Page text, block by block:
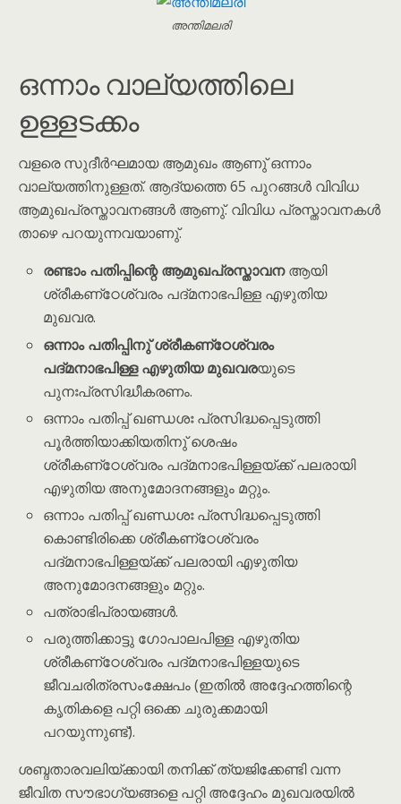
അന്തിമലരി
ഒന്നാം വാല്യത്തിലെ
ഉള്ളടക്കം
വളരെ സുദീർഘമായ ആമുഖം ആണു് ഒന്നാം
വാല്യത്തിനുള്ളത്. ആദ്യത്തെ 65 പുറങ്ങൾ വിവിധ
ആമുഖപ്രസ്താവനങ്ങൾ ആണു്. വിവിധ പ്രസ്താവനകൾ
താഴെ പറയുന്നവയാണു്.
രണ്ടാം പതിപ്പിന്റെ ആമുഖപ്രസ്താവനആയി
ശ്രീകണ്‌ഠേശ്വരം പദ്മനാഭപിള്ള എഴുതിയ
മുഖവര.
ഒന്നാം പതിപ്പിനു് ശ്രീകണ്‌ഠേശ്വരം
പദ്മനാഭപിള്ള എഴുതിയ മുഖവരയുടെ
പുനഃപ്രസിദ്ധീകരണം.
ഒന്നാം പതിപ്പ് ഖണ്ഡശഃ പ്രസിദ്ധപ്പെടുത്തി
പൂർത്തിയാക്കിയതിനു് ശെഷം
ശ്രീകണ്‌ഠേശ്വരം പദ്മനാഭപിള്ളയ്ക്ക് പലരായി
എഴുതിയ അനുമോദനങ്ങളും മറ്റും.
ഒന്നാം പതിപ്പ് ഖണ്ഡശഃ പ്രസിദ്ധപ്പെടുത്തി
കൊണ്ടിരിക്കെ ശ്രീകണ്‌ഠേശ്വരം
പദ്മനാഭപിള്ളയ്ക്ക് പലരായി എഴുതിയ
അനുമോദനങ്ങളും മറ്റും.
പത്രാഭിപ്രായങ്ങൾ.
പരുത്തിക്കാട്ടു ഗോപാലപിള്ള എഴുതിയ
ശ്രീകണ്‌ഠേശ്വരം പദ്മനാഭപിള്ളയുടെ
ജീവചരിത്രസംക്ഷേപം (ഇതിൽ അദ്ദേഹത്തിന്റെ
കൃതികളെ പറ്റി ഒക്കെ ചുരുക്കമായി
പറയുന്നുണ്ട്).
ശബ്ദതാരവലിയ്ക്കായി തനിക്ക് ത്യജിക്കേണ്ടി വന്ന
ജീവിത സൗഭാഗ്യങ്ങളെ പറ്റി അദ്ദേഹം മുഖവരയിൽ